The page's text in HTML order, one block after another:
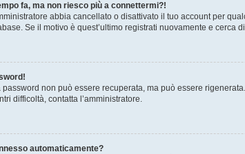
fa, ma non riesco più a connettermi?!
abbia cancellato o disattivato il tuo account per
Se il motivo è quest’ultimo registrati nuovamente e cerca
password non può essere recuperata, ma può essere
difficoltà, contatta l’amministratore.
automaticamente?